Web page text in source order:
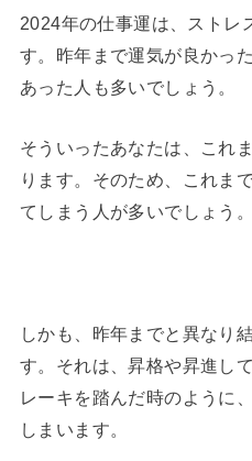
2024年の仕事運は、ストレ
す。昨年まで運気が良かっ
あった人も多いでしょう。
そういったあなたは、これ
ります。そのため、これま
てしまう人が多いでしょう。
しかも、昨年までと異なり
す。それは、昇格や昇進し
レーキを踏んだ時のように
しまいます。